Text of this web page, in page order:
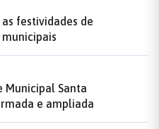
festividades de
Municipal Santa
e ampliada